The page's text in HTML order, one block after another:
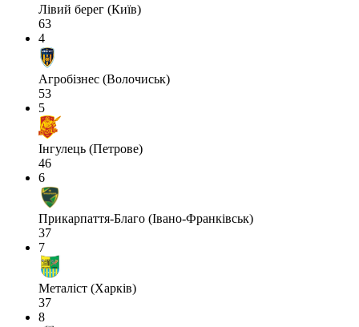
Лівий берег (Київ)
63
4
Агробізнес (Волочиськ)
53
5
Інгулець (Петрове)
46
6
Прикарпаття-Благо (Івано-Франківськ)
37
7
Металіст (Харків)
37
8